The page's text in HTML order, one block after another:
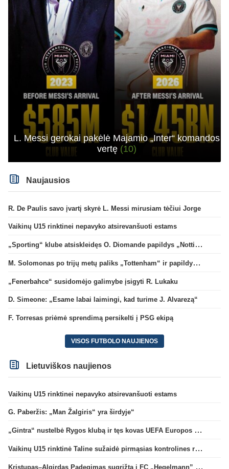
L. Messi gerokai pakėlė Majamio „Inter“ komandos
vertę (10)
Naujausios
R. De Paulis savo įvartį skyrė L. Messi mirusiam tėčiui Jorge
Vaikinų U15 rinktinei nepavyko atsirevanšuoti estams
„Sporting“ klube atsiskleidęs O. Diomande papildys „Nottingham“ gretas
M. Solomonas po trijų metų paliks „Tottenham“ ir papildys „West Ham“ klubą
„Fenerbahce“ susidomėjo galimybe įsigyti R. Lukaku
D. Simeone: „Esame labai laimingi, kad turime J. Alvarezą“
F. Torresas priėmė sprendimą persikelti į PSG ekipą
VISOS FUTBOLO NAUJIENOS
Lietuviškos naujienos
Vaikinų U15 rinktinei nepavyko atsirevanšuoti estams
G. Paberžis: „Man Žalgiris“ yra širdyje“
„Gintra“ nustelbė Rygos klubą ir tęs kovas UEFA Europos taurės atrankoje
Vaikinų U15 rinktinė Taline sužaidė pirmąsias kontrolines rungtynes
Kristupas–Algirdas Padegimas sugrįžta į FC „Hegelmann” B sudėtį